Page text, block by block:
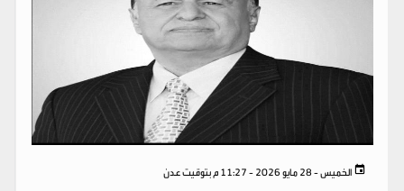
الخميس - 28 مايو 2026 - 11:27 م بتوقيت عدن